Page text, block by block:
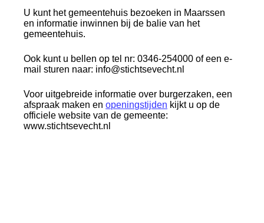
U kunt het gemeentehuis bezoeken in Maarssen
en informatie inwinnen bij de balie van het
gemeentehuis.
Ook kunt u bellen op tel nr: 0346-254000 of een e-
mail sturen naar: info@stichtsevecht.nl
Voor uitgebreide informatie over burgerzaken, een
afspraak maken enopeningstijden kijkt u op de
officiele website van de gemeente:
www.stichtsevecht.nl